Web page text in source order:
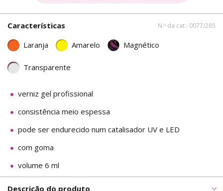
Características N.º da cat.: 0077/285
Laranja Amarelo Magnético
Transparente
verniz gel profissional
consistência meio espessa
pode ser endurecido num catalisador UV e LED
com goma
volume 6 ml
Descrição do produto